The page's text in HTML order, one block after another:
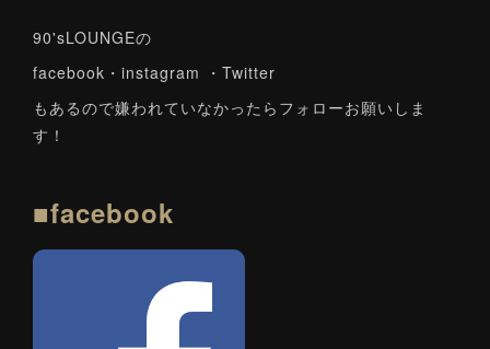
90'sLOUNGEの
facebook・instagram ・Twitter
もあるので嫌われていなかったらフォローお願いしま
す！
■facebook